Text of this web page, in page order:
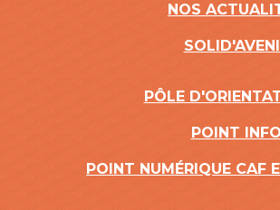
NOS
PÔLE
POINT
POINT NUMÉRIQUE CAF